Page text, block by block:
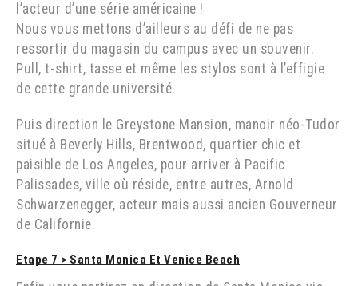
l’acteur d’une série américaine !
Nous vous mettons d’ailleurs au défi de ne pas
ressortir du magasin du campus avec un souvenir.
Pull, t-shirt, tasse et même les stylos sont à l’effigie
de cette grande université.
Puis direction le Greystone Mansion, manoir néo-Tudor
situé à Beverly Hills, Brentwood, quartier chic et
paisible de Los Angeles, pour arriver à Pacific
Palissades, ville où réside, entre autres, Arnold
Schwarzenegger, acteur mais aussi ancien Gouverneur
de Californie.
Etape 7 > Santa Monica Et Venice Beach